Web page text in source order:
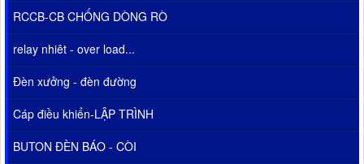
RCCB-CB CHỐNG DÒNG RÒ
relay nhiêt - over load...
Đèn xưởng - đèn đường
Cáp điều khiển-LẬP TRÌNH
BUTON ĐÈN BÁO - CÒI